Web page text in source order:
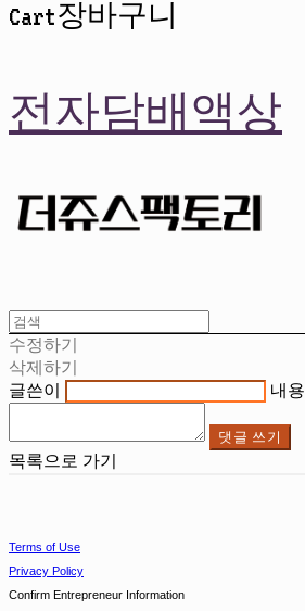
Cart장바구니
전자담배액상
수정하기
삭제하기
글쓴이
내용
댓글 쓰기
목록으로 가기
Terms of Use
Privacy Policy
Confirm Entrepreneur Information